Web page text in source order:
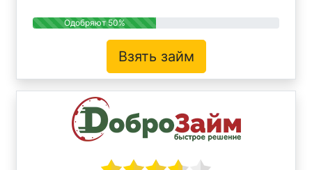
Одобряют 50%
Взять займ